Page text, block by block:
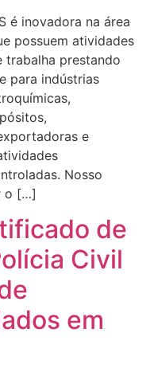
é inovadora na área
possuem atividades
trabalha prestando
para indústrias
e
Nosso
o […]
de
Civil
em